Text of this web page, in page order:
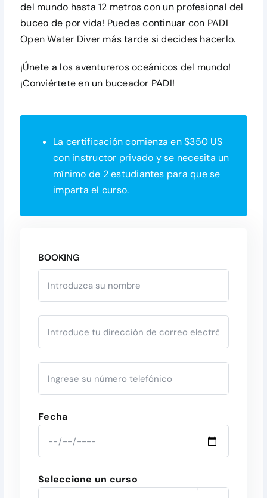
del mundo hasta 12 metros con un profesional del
buceo de por vida! Puedes continuar con PADI
Open Water Diver más tarde si decides hacerlo.
¡Únete a los aventureros oceánicos del mundo!
¡Conviértete en un buceador PADI!
La certificación comienza en $350 US
con instructor privado y se necesita un
mínimo de 2 estudiantes para que se
imparta el curso.
BOOKING
Fecha
Seleccione un curso